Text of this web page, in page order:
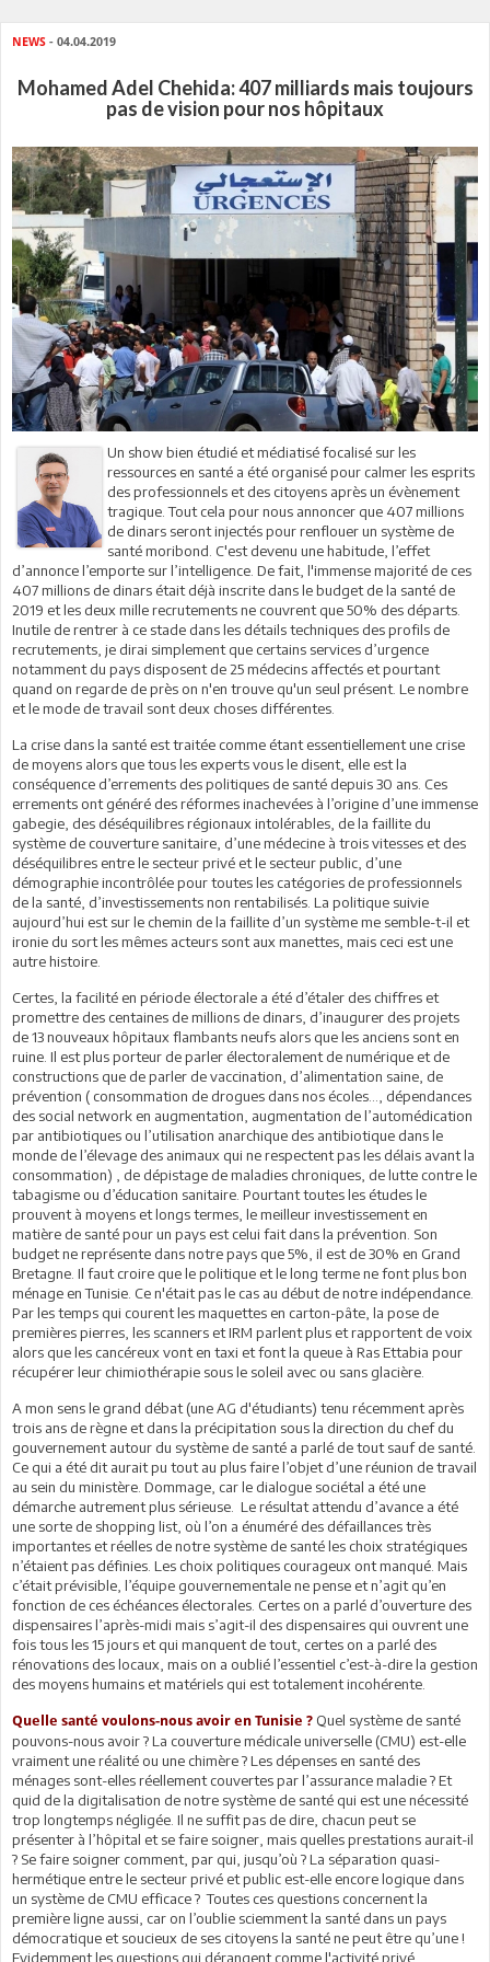
NEWS - 04.04.2019
Mohamed Adel Chehida: 407 milliards mais toujours
pas de vision pour nos hôpitaux
Un show bien étudié et médiatisé focalisé sur les
ressources en santé a été organisé pour calmer les esprits
des professionnels et des citoyens après un évènement
tragique. Tout cela pour nous annoncer que 407 millions
de dinars seront injectés pour renflouer un système de
santé moribond. C'est devenu une habitude, l’effet
d’annonce l’emporte sur l’intelligence. De fait, l'immense majorité de ces
407 millions de dinars était déjà inscrite dans le budget de la santé de
2019 et les deux mille recrutements ne couvrent que 50% des départs.
Inutile de rentrer à ce stade dans les détails techniques des profils de
recrutements, je dirai simplement que certains services d’urgence
notamment du pays disposent de 25 médecins affectés et pourtant
quand on regarde de près on n'en trouve qu'un seul présent. Le nombre
et le mode de travail sont deux choses différentes.
La crise dans la santé est traitée comme étant essentiellement une crise
de moyens alors que tous les experts vous le disent, elle est la
conséquence d’errements des politiques de santé depuis 30 ans. Ces
errements ont généré des réformes inachevées à l’origine d’une immense
gabegie, des déséquilibres régionaux intolérables, de la faillite du
système de couverture sanitaire, d’une médecine à trois vitesses et des
déséquilibres entre le secteur privé et le secteur public, d’une
démographie incontrôlée pour toutes les catégories de professionnels
de la santé, d’investissements non rentabilisés. La politique suivie
aujourd’hui est sur le chemin de la faillite d’un système me semble-t-il et
ironie du sort les mêmes acteurs sont aux manettes, mais ceci est une
autre histoire.
Certes, la facilité en période électorale a été d’étaler des chiffres et
promettre des centaines de millions de dinars, d’inaugurer des projets
de 13 nouveaux hôpitaux flambants neufs alors que les anciens sont en
ruine. Il est plus porteur de parler électoralement de numérique et de
constructions que de parler de vaccination, d’alimentation saine, de
prévention ( consommation de drogues dans nos écoles…, dépendances
des social network en augmentation, augmentation de l’automédication
par antibiotiques ou l’utilisation anarchique des antibiotique dans le
monde de l’élevage des animaux qui ne respectent pas les délais avant la
consommation) , de dépistage de maladies chroniques, de lutte contre le
tabagisme ou d’éducation sanitaire. Pourtant toutes les études le
prouvent à moyens et longs termes, le meilleur investissement en
matière de santé pour un pays est celui fait dans la prévention. Son
budget ne représente dans notre pays que 5%, il est de 30% en Grand
Bretagne. Il faut croire que le politique et le long terme ne font plus bon
ménage en Tunisie. Ce n'était pas le cas au début de notre indépendance.
Par les temps qui courent les maquettes en carton-pâte, la pose de
premières pierres, les scanners et IRM parlent plus et rapportent de voix
alors que les cancéreux vont en taxi et font la queue à Ras Ettabia pour
récupérer leur chimiothérapie sous le soleil avec ou sans glacière.
A mon sens le grand débat (une AG d'étudiants) tenu récemment après
trois ans de règne et dans la précipitation sous la direction du chef du
gouvernement autour du système de santé a parlé de tout sauf de santé.
Ce qui a été dit aurait pu tout au plus faire l’objet d’une réunion de travail
au sein du ministère. Dommage, car le dialogue sociétal a été une
démarche autrement plus sérieuse. Le résultat attendu d’avance a été
une sorte de shopping list, où l’on a énuméré des défaillances très
importantes et réelles de notre système de santé les choix stratégiques
n’étaient pas définies. Les choix politiques courageux ont manqué. Mais
c’était prévisible, l’équipe gouvernementale ne pense et n’agit qu’en
fonction de ces échéances électorales. Certes on a parlé d’ouverture des
dispensaires l’après-midi mais s’agit-il des dispensaires qui ouvrent une
fois tous les 15 jours et qui manquent de tout, certes on a parlé des
rénovations des locaux, mais on a oublié l’essentiel c’est-à-dire la gestion
des moyens humains et matériels qui est totalement incohérente.
Quelle santé voulons-nous avoir en Tunisie ? Quel système de santé
pouvons-nous avoir ? La couverture médicale universelle (CMU) est-elle
vraiment une réalité ou une chimère ? Les dépenses en santé des
ménages sont-elles réellement couvertes par l’assurance maladie ? Et
quid de la digitalisation de notre système de santé qui est une nécessité
trop longtemps négligée. Il ne suffit pas de dire, chacun peut se
présenter à l’hôpital et se faire soigner, mais quelles prestations aurait-il
? Se faire soigner comment, par qui, jusqu’où ? La séparation quasi-
hermétique entre le secteur privé et public est-elle encore logique dans
un système de CMU efficace ? Toutes ces questions concernent la
première ligne aussi, car on l’oublie sciemment la santé dans un pays
démocratique et soucieux de ses citoyens la santé ne peut être qu’une !
Evidemment les questions qui dérangent comme l'activité privé